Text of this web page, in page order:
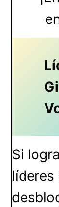
Si
líderes